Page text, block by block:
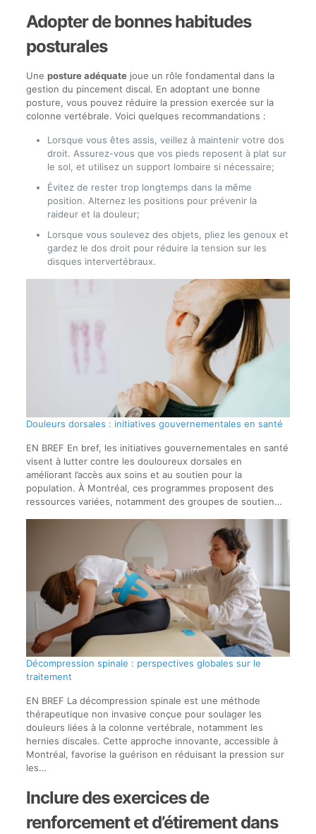
Adopter de bonnes habitudes
posturales
Une posture adéquatejoue un rôle fondamental dans la
gestion du pincement discal. En adoptant une bonne
posture, vous pouvez réduire la pression exercée sur la
colonne vertébrale. Voici quelques recommandations :
Lorsque vous êtes assis, veillez à maintenir votre dos
droit. Assurez-vous que vos pieds reposent à plat sur
le sol, et utilisez un support lombaire si nécessaire;
Évitez de rester trop longtemps dans la même
position. Alternez les positions pour prévenir la
raideur et la douleur;
Lorsque vous soulevez des objets, pliez les genoux et
gardez le dos droit pour réduire la tension sur les
disques intervertébraux.
Douleurs dorsales : initiatives gouvernementales en santé
EN BREF En bref, les initiatives gouvernementales en santé
visent à lutter contre les douloureux dorsales en
améliorant l’accès aux soins et au soutien pour la
population. À Montréal, ces programmes proposent des
ressources variées, notamment des groupes de soutien…
Décompression spinale : perspectives globales sur le
traitement
EN BREF La décompression spinale est une méthode
thérapeutique non invasive conçue pour soulager les
douleurs liées à la colonne vertébrale, notamment les
hernies discales. Cette approche innovante, accessible à
Montréal, favorise la guérison en réduisant la pression sur
les…
Inclure des exercices de
renforcement et d’étirement dans